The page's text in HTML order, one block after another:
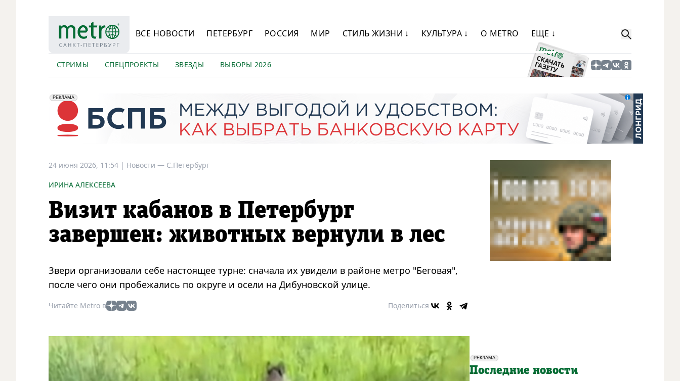
ВСЕ НОВОСТИ ПЕТЕРБУРГ РОССИЯ МИР СТИЛЬ ЖИЗНИ ↓ КУЛЬТУРА ↓ О METRO ЕЩЕ ↓
СТРИМЫ СПЕЦПРОЕКТЫ ЗВЕЗДЫ ВЫБОРЫ 2026
erid: 2VfnxyFybV5
РЕКЛАМА
ПАО "Банк "Санкт-Петербург", ИНН: 7831000027
24 июня 2026, 11:54 | Новости — С.Петербург
ИРИНА АЛЕКСЕЕВА
Визит кабанов в Петербург
завершен: животных вернули в лес
Звери организовали себе настоящее турне: сначала их увидели в районе метро "Беговая",
после чего они пробежались по округе и осели на Дибуновской улице.
Читайте Metro в Поделиться
РЕКЛАМА
Социальная реклама
Последние новости